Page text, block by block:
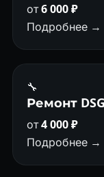
от6 000 ₽
Подробнее →
🔧
Ремонт
от4 000 ₽
Подробнее →